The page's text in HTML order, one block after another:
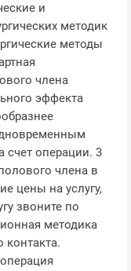
и
методик
методы
члена
эффекта
счет операции. 3
члена в
цены на услугу,
звоните по
методика
контакта.